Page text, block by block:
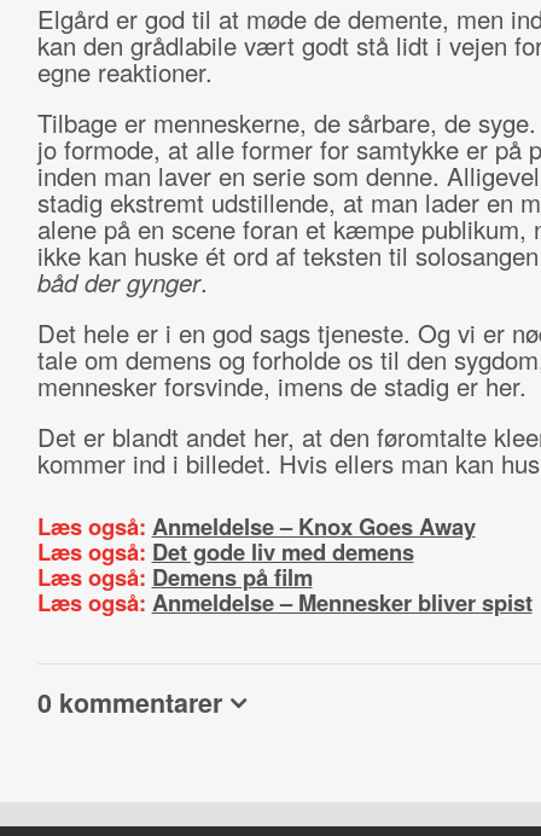
Elgård er god til at møde de demente, men
kan den grådlabile vært godt stå lidt i vejen
egne reaktioner.
Tilbage er menneskerne, de sårbare, de
jo formode, at alle former for samtykke er på
inden man laver en serie som denne.
stadig ekstremt udstillende, at man lader en
alene på en scene foran et kæmpe publikum,
ikke kan huske ét ord af teksten til
båd der gynger.
Det hele er i en god sags tjeneste. Og vi er
tale om demens og forholde os til den
mennesker forsvinde, imens de stadig er her.
Det er blandt andet her, at den føromtalte
kommer ind i billedet. Hvis ellers man kan
Læs også: Anmeldelse – Knox Goes Away
Læs også: Det gode liv med demens
Læs også: Demens på film
Læs også: Anmeldelse – Mennesker bliver spist
0 kommentarer